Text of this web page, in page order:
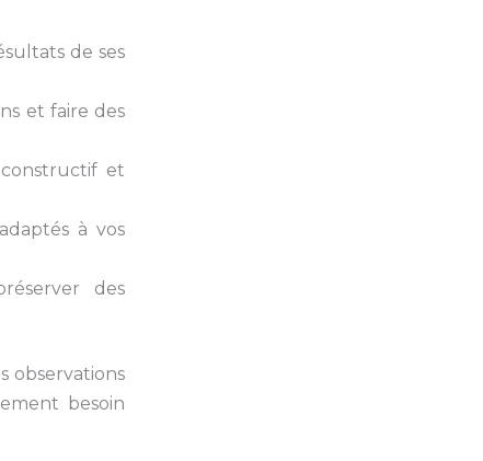
de ses
et faire des
et
à vos
des
observations
besoin